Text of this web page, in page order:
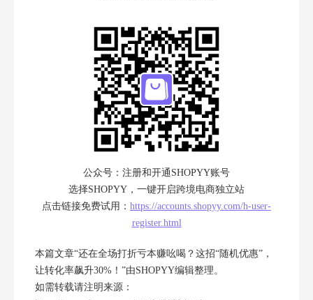
公众号：注册和开通SHOPYY账号
选择SHOPYY，一键开启跨境电商独立站
点击链接免费试用： https://accounts.shopyy.com/h-user-
register.html
本篇文章“还在全场打折亏本赚吆喝？这招“随机优惠”，
让转化率飙升30%！”由SHOPYY编辑整理。
如需转载请注明来源：